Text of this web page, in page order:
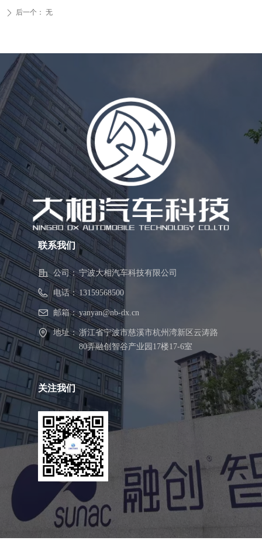
ꄲ 后一个： 无
联系我们
公司：宁波大相汽车科技有限公司
电话：13159568500
邮箱：yanyan@nb-dx.cn
地址： 浙江省宁波市慈溪市杭州湾新区云涛路
80弄融创智谷产业园17楼17-6室
关注我们